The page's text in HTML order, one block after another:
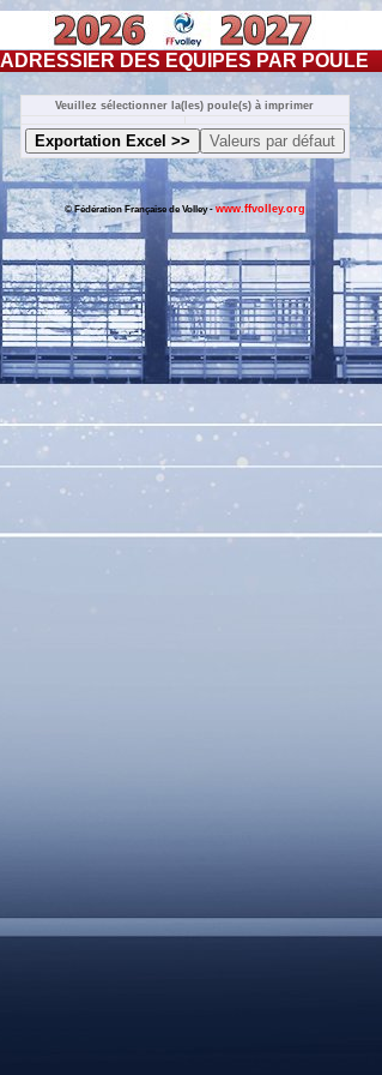
ADRESSIER DES EQUIPES PAR POULE
Veuillez sélectionner la(les) poule(s) à imprimer
© Fédération Française de Volley - www.ffvolley.org